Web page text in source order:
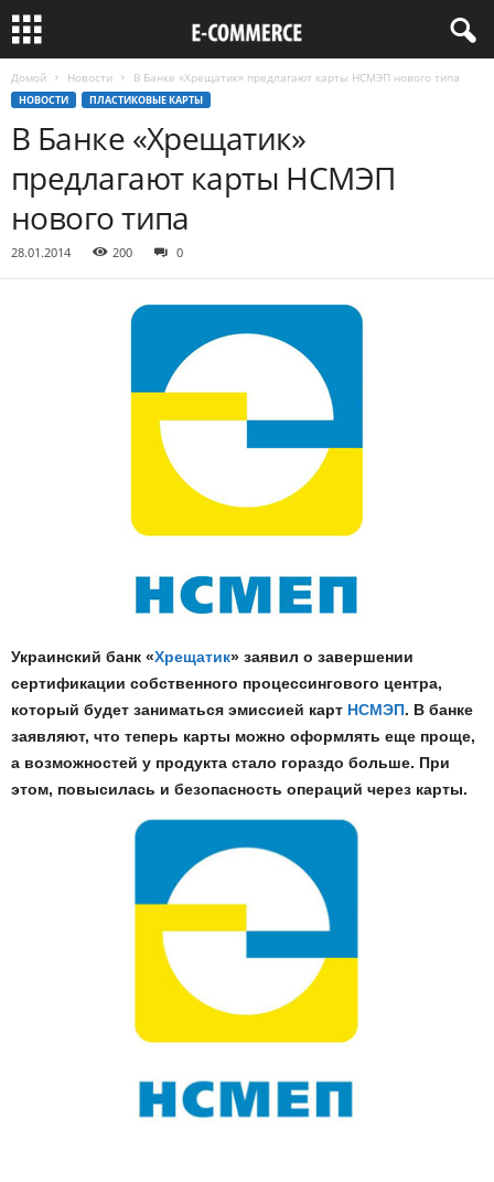
Домой Новости В Банке «Хрещатик» предлагают карты НСМЭП нового типа
НОВОСТИ ПЛАСТИКОВЫЕ КАРТЫ
В Банке «Хрещатик»
предлагают карты НСМЭП
нового типа
28.01.2014 200 0
Украинский банк «Хрещатик» заявил о завершении
сертификации собственного процессингового центра,
который будет заниматься эмиссией карт НСМЭП. В банке
заявляют, что теперь карты можно оформлять еще проще,
а возможностей у продукта стало гораздо больше. При
этом, повысилась и безопасность операций через карты.